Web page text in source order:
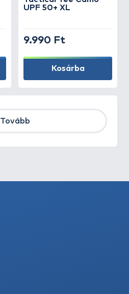
UPF 50+ XL
9.990 Ft
Kosárba
Tovább